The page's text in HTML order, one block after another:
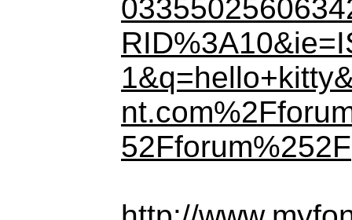
52Fforum%252F